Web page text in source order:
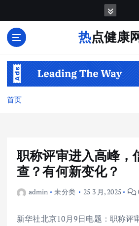
热点健康
首页
职称评审进入高峰，
查？有何新变化？
admin 未分类 25 3 月, 2025
新华社北京10月9日电题：职称评